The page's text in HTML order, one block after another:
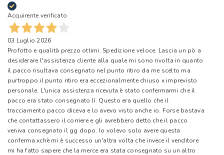
Acquirente verificato
03 Luglio 2026
Profotto e qualità prezzo ottimi. Spedizione veloce. Lascia un pò a
desiderare l'assistenza cliente alla quale mi sono rivolta in quanto
il pacco risultava consegnato nel punto ritiro da me scelto ma
purtroppo il punto ritiro era eccezionalmente chiuso x imprevisto
personale. L'unica assistenza ricevuta è stato confermarmi che il
pacco era stato consegnato lì. Questo era quello che il
tracciamento pacco diceva e lo avevo visto anche io. Forse bastava
che contattassero il corriere e gli avrebbero detto che il pacco
veniva consegnato il gg dopo. Io volevo solo avere questa
conferma xchè mi è successo un'altra volta che invece il venditore
mi ha fatto sapere che la merce era stata consegnato su un altro